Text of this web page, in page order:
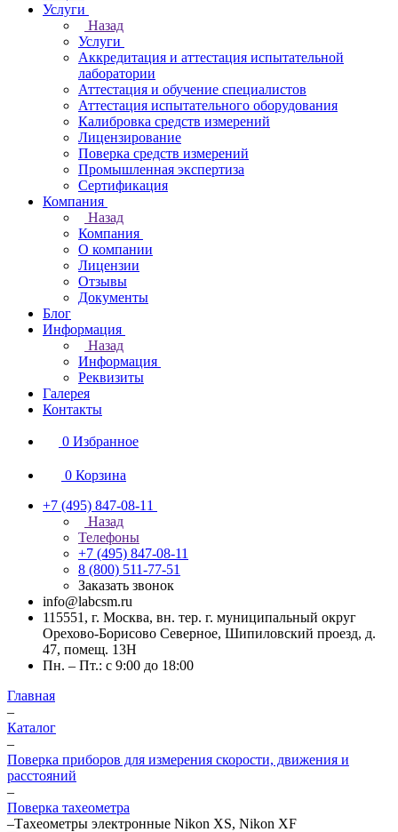
Услуги
Назад
Услуги
Аккредитация и аттестация испытательной
лаборатории
Аттестация и обучение специалистов
Аттестация испытательного оборудования
Калибровка средств измерений
Лицензирование
Поверка средств измерений
Промышленная экспертиза
Сертификация
Компания
Назад
Компания
О компании
Лицензии
Отзывы
Документы
Блог
Информация
Назад
Информация
Реквизиты
Галерея
Контакты
0 Избранное
0 Корзина
+7 (495) 847-08-11
Назад
Телефоны
+7 (495) 847-08-11
8 (800) 511-77-51
Заказать звонок
info@labcsm.ru
115551, г. Москва, вн. тер. г. муниципальный округ
Орехово-Борисово Северное, Шипиловский проезд, д.
47, помещ. 13Н
Пн. – Пт.: с 9:00 до 18:00
Главная
–
Каталог
–
Поверка приборов для измерения скорости, движения и
расстояний
–
Поверка тахеометра
–Тахеометры электронные Nikon XS, Nikon XF